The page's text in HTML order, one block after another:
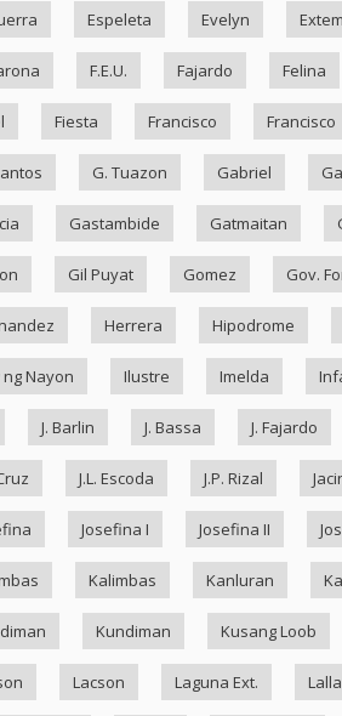
Espeleta Evelyn
F.E.U. Fajardo Felina
Fiesta Francisco Francisco
G. Tuazon Gabriel
Gastambide Gatmaitan
Gil Puyat Gomez Gov.
Herrera Hipodrome
Nayon Ilustre Imelda
J. Barlin J. Bassa J. Fajardo
J.L. Escoda J.P. Rizal
Josefina I Josefina II
Kalimbas Kanluran
Kundiman Kusang Loob
Lacson Laguna Ext.